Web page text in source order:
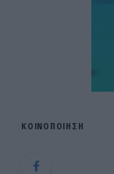
ΚΟΙΝΟΠΟΊΗΣΗ